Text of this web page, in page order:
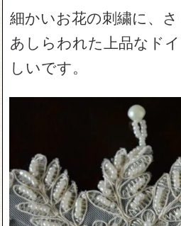
細かいお花の刺繍に、
あしらわれた上品なド
しいです。